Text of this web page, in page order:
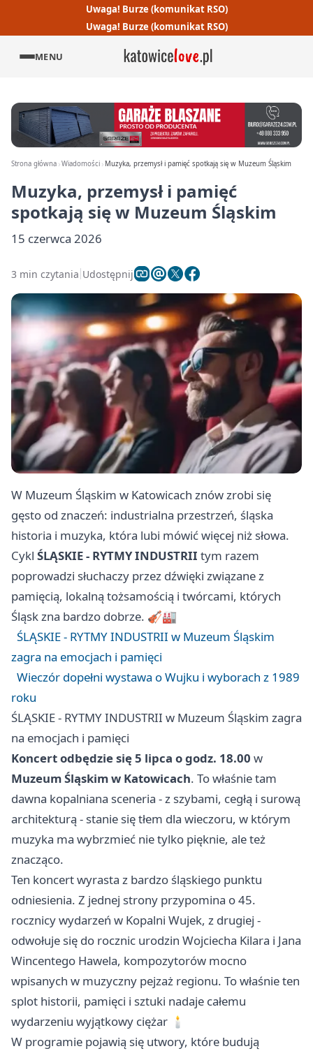
Uwaga! Burze (komunikat RSO)
Uwaga! Burze (komunikat RSO)
MENU
Strona główna Wiadomości Muzyka, przemysł i pamięć spotkają się w Muzeum Śląskim
Muzyka, przemysł i pamięć
spotkają się w Muzeum Śląskim
15 czerwca 2026
3 min czytania Udostępnij
W Muzeum Śląskim w Katowicach znów zrobi się
gęsto od znaczeń: industrialna przestrzeń, śląska
historia i muzyka, która lubi mówić więcej niż słowa.
Cykl ŚLĄSKIE - RYTMY INDUSTRII tym razem
poprowadzi słuchaczy przez dźwięki związane z
pamięcią, lokalną tożsamością i twórcami, których
Śląsk zna bardzo dobrze. 🎻🏭
ŚLĄSKIE - RYTMY INDUSTRII w Muzeum Śląskim
zagra na emocjach i pamięci
Wieczór dopełni wystawa o Wujku i wyborach z 1989
roku
ŚLĄSKIE - RYTMY INDUSTRII w Muzeum Śląskim zagra
na emocjach i pamięci
Koncert odbędzie się 5 lipca o godz. 18.00 w
Muzeum Śląskim w Katowicach. To właśnie tam
dawna kopalniana sceneria - z szybami, cegłą i surową
architekturą - stanie się tłem dla wieczoru, w którym
muzyka ma wybrzmieć nie tylko pięknie, ale też
znacząco.
Ten koncert wyrasta z bardzo śląskiego punktu
odniesienia. Z jednej strony przypomina o 45.
rocznicy wydarzeń w Kopalni Wujek, z drugiej -
odwołuje się do rocznic urodzin Wojciecha Kilara i Jana
Wincentego Hawela, kompozytorów mocno
wpisanych w muzyczny pejzaż regionu. To właśnie ten
splot historii, pamięci i sztuki nadaje całemu
wydarzeniu wyjątkowy ciężar 🕯️
W programie pojawią się utwory, które budują